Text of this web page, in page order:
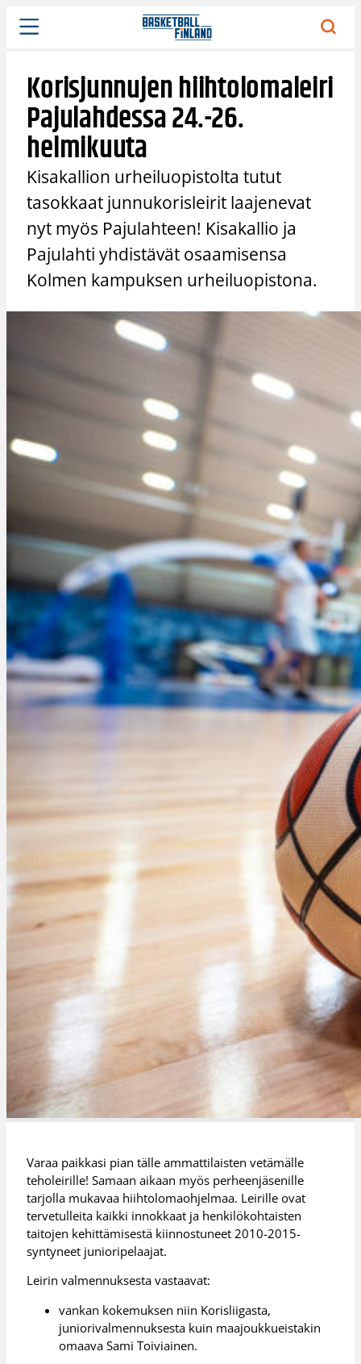
Siirry
sisältöön
Korisjunnujen hiihtolomaleiri
Pajulahdessa 24.-26.
helmikuuta
Kisakallion urheiluopistolta tutut
tasokkaat junnukorisleirit laajenevat
nyt myös Pajulahteen! Kisakallio ja
Pajulahti yhdistävät osaamisensa
Kolmen kampuksen urheiluopistona.
Varaa paikkasi pian tälle ammattilaisten vetämälle
teholeirille! Samaan aikaan myös perheenjäsenille
tarjolla mukavaa hiihtolomaohjelmaa. Leirille ovat
tervetulleita kaikki innokkaat ja henkilökohtaisten
taitojen kehittämisestä kiinnostuneet 2010-2015-
syntyneet junioripelaajat.
Leirin valmennuksesta vastaavat:
vankan kokemuksen niin Korisliigasta,
juniorivalmennuksesta kuin maajoukkueistakin
omaava Sami Toiviainen.